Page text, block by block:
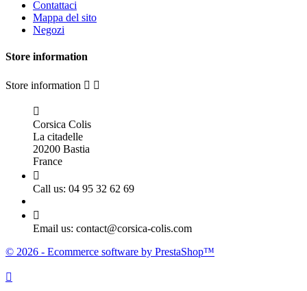
Contattaci
Mappa del sito
Negozi
Store information
Store information  

Corsica Colis
La citadelle
20200 Bastia
France

Call us: 04 95 32 62 69

Email us: contact@corsica-colis.com
© 2026 - Ecommerce software by PrestaShop™
